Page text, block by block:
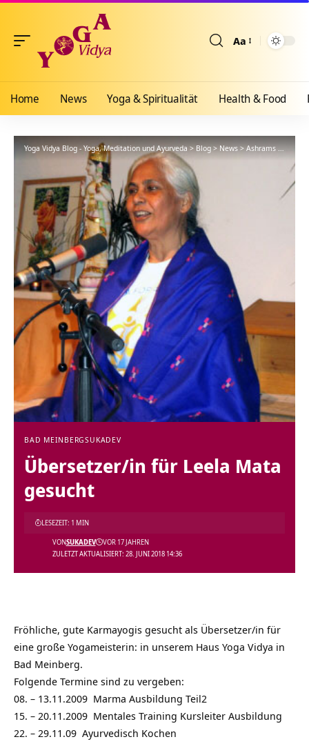
Aa
Home News Yoga & Spiritualität Health & Food
Yoga Vidya Blog - Yoga, Meditation und Ayurveda>Blog>News>Ashrams> Bad
BAD MEINBERGSUKADEV
Übersetzer/in für Leela Mata
gesucht
ZULETZT AKTUALISIERT: 28. JUNI 2018 14:36
VONSUKADEV VOR 17 JAHREN
LESEZEIT: 1 MIN
Fröhliche, gute Karmayogis gesucht als Übersetzer/in für
eine große Yogameisterin: in unserem Haus Yoga Vidya in
Bad Meinberg.
Folgende Termine sind zu vergeben:
08. – 13.11.2009 Marma Ausbildung Teil2
15. – 20.11.2009 Mentales Training Kursleiter Ausbildung
22. – 29.11.09 Ayurvedisch Kochen